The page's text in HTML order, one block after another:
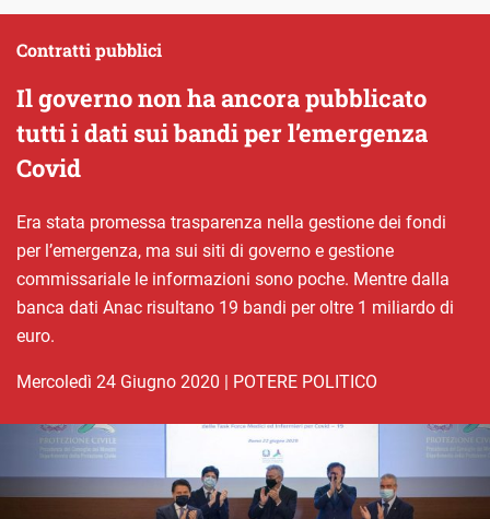
Il governo non ha ancora pubblicato
tutti i dati sui bandi per l’emergenza
Covid
Contratti pubblici
Era stata promessa trasparenza nella gestione dei fondi
per l’emergenza, ma sui siti di governo e gestione
commissariale le informazioni sono poche. Mentre dalla
banca dati Anac risultano 19 bandi per oltre 1 miliardo di
euro.
mercoledì 24 Giugno 2020 | POTERE POLITICO